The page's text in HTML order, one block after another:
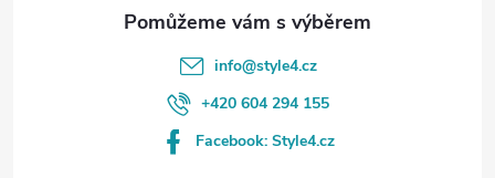
info@style4.cz
+420 604 294 155
Facebook: Style4.cz